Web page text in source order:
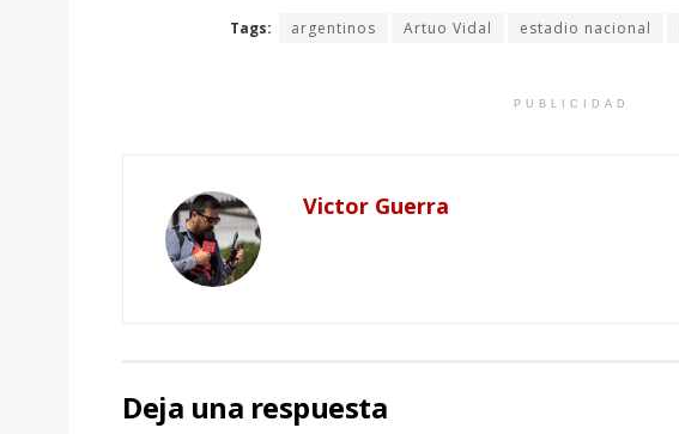
Tags: argentinos Artuo Vidal estadio nacional
PUBLICIDAD
Victor Guerra
Deja una respuesta